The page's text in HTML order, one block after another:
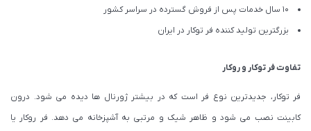
10 سال خدمات پس از فروش گسترده در سراسر کشور
بزرگترین تولید کننده فر توکار در ایران
تفاوت فر توکار و روکار
فر توکار، جدیدترین نوع فر است که در بیشتر ژورنال ها دیده می شود. درون
کابینت نصب می شود و ظاهر شیک و مرتبی به آشپزخانه می دهد. فر روکار یا